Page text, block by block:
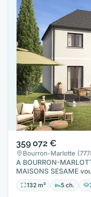
359 072 €
Bourron-Marlotte
A BOURRON-
MAISONS SESAME
maison neuve d'une
132 m² 5 ch.